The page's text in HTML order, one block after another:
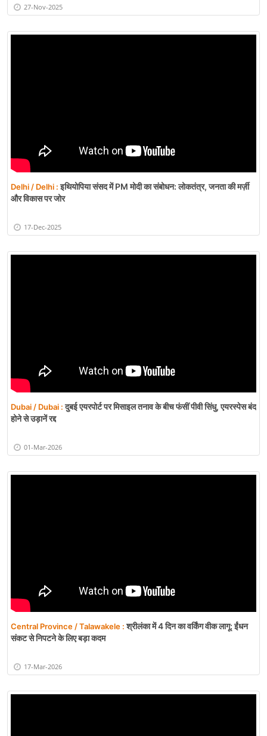
27-Nov-2025
Delhi / Delhi :इथियोपिया संसद में PM मोदी का संबोधन: लोकतंत्र, जनता की मर्ज़ी
और विकास पर जोर
17-Dec-2025
Dubai / Dubai :दुबई एयरपोर्ट पर मिसाइल तनाव के बीच फंसीं पीवी सिंधु, एयरस्पेस बंद
होने से उड़ानें रद्द
01-Mar-2026
Central Province / Talawakele :श्रीलंका में 4 दिन का वर्किंग वीक लागू: ईंधन
संकट से निपटने के लिए बड़ा कदम
17-Mar-2026